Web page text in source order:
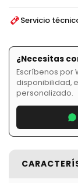
Servicio
¿Necesitas
Escríbenos por
disponibilidad,
personalizado.